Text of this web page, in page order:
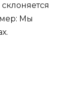
Мы